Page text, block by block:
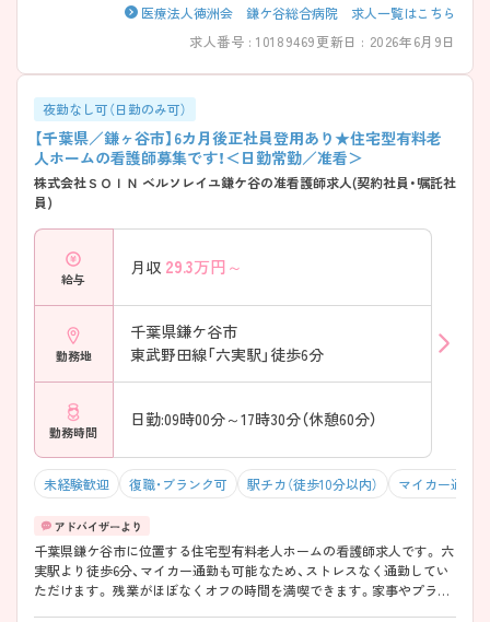
医療法人徳洲会 鎌ケ谷総合病院 求人一覧はこちら
求人番号 : 10189469更新日 : 2026年6月9日
夜勤なし可（日勤のみ可）
【千葉県／鎌ヶ谷市】6カ月後正社員登用あり★住宅型有料老
人ホームの看護師募集です！＜日勤常勤／准看＞
株式会社ＳＯＩＮ ベルソレイユ鎌ケ谷の准看護師求人(契約社員・嘱託社
員)
給与
月収 29.3万円～
勤務地
千葉県鎌ケ谷市
東武野田線「六実駅」徒歩6分
勤務時間
日勤:09時00分～17時30分（休憩60分）
未経験歓迎 復職・ブランク可 駅チカ（徒歩10分以内） マイカー通勤
千葉県鎌ケ谷市に位置する住宅型有料老人ホームの看護師求人です。 六
実駅より徒歩6分、マイカー通勤も可能なため、ストレスなく通勤してい
ただけます。 残業がほぼなくオフの時間を満喫できます。家事やプライ